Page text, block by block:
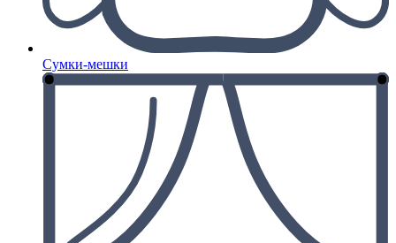
Сумки-мешки